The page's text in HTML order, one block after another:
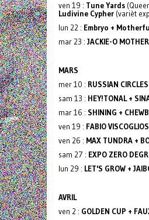
ven 19 : Tune Yards
Ludivine Cypher (varièt
lun 22 : Embryo +
mar 23 : JACKIE-O
MARS
mer 10 : RUSSIAN
sam 13 : HEY!TONAL +
mar 16 : SHINING +
ven 19 : FABIO
ven 26 : MAX TUNDRA +
sam 27 : EXPO ZERO
lun 29 : LET'S GROW +
AVRIL
ven 2 : GOLDEN CUP +